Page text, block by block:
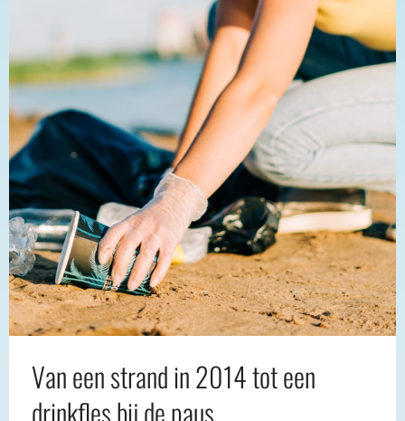
Van een strand in 2014 tot een
drinkfles bij de paus